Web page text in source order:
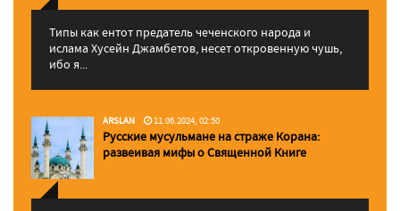
Типы как ентот предатель чеченского народа и
ислама Хусейн Джамбетов, несет откровенную чушь,
ибо я...
ARSLAN 11.06.2024, 02:50
Русские мусульмане на страже Корана:
pазвеивая мифы о Священной Книге